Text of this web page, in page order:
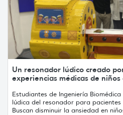
Un resonador lúdico creado
experiencias médicas de niños
Estudiantes de Ingeniería
lúdica del resonador para
Buscan disminuir la ansiedad en